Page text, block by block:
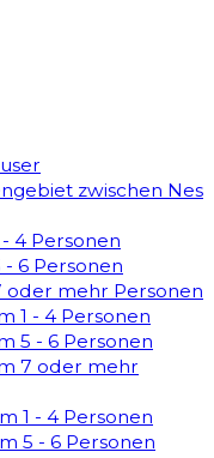
zwischen Nes
4 Personen
6 Personen
oder mehr Personen
1 - 4 Personen
5 - 6 Personen
7 oder mehr
1 - 4 Personen
5 - 6 Personen